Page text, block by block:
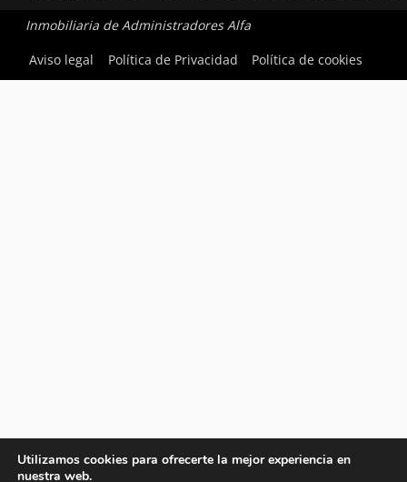
Inmobiliaria de Administradores Alfa
Aviso legal
Política de Privacidad Política de cookies
Utilizamos cookies para ofrecerte la mejor experiencia en
nuestra web.